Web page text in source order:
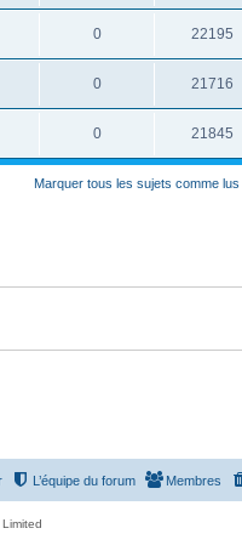
0 22195
0 21716
0 21845
Marquer tous les sujets comme lus
Membres
L’équipe du forum